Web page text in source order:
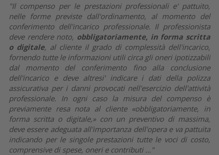
"Il compenso per le prestazioni professionali e' pattuito,
nelle forme previste dall'ordinamento, al momento del
conferimento dell'incarico professionale. Il professionista
deve rendere noto, obbligatoriamente, in forma scritta
o digitale, al cliente il grado di complessità dell'incarico,
fornendo tutte le informazioni utili circa gli oneri ipotizzabili
dal momento del conferimento fino alla conclusione
dell'incarico e deve altresi' indicare i dati della polizza
assicurativa per i danni provocati nell'esercizio dell'attività
professionale. In ogni caso la misura del compenso è
previamente resa nota al cliente «obbligatoriamente, in
forma scritta o digitale,» con un preventivo di massima,
deve essere adeguata all'importanza dell'opera e va pattuita
indicando per le singole prestazioni tutte le voci di costo,
comprensive di spese, oneri e contributi ..."